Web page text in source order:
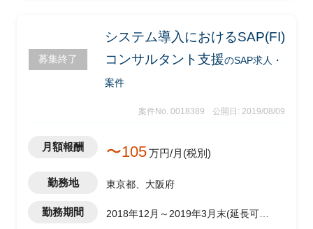
募集終了
システム導入におけるSAP(FI)
コンサルタント支援のSAP求人・
案件
案件No. 0018389 公開日: 2019/08/09
月額報酬 〜105万円/月(税別)
勤務地 東京都、大阪府
勤務期間
2018年12月～2019年3月末(延長可能